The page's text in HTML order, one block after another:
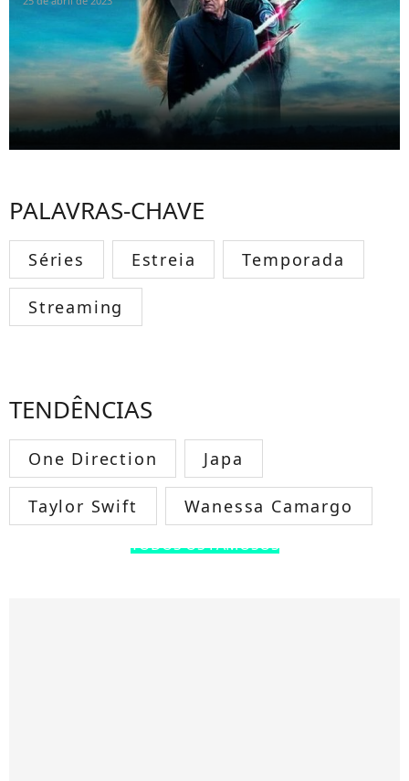
PALAVRAS-CHAVE
Séries Estreia Temporada
Streaming
TENDÊNCIAS
One Direction Japa
Taylor Swift Wanessa Camargo
TODOS OS FAMOSOS